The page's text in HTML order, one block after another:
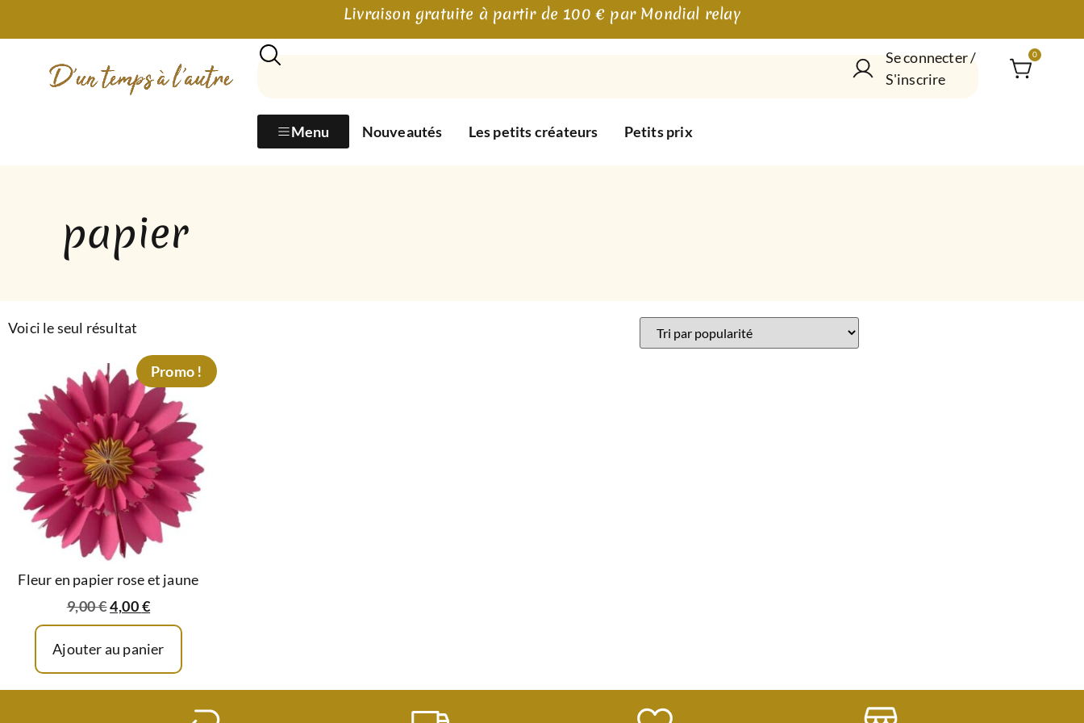
Livraison gratuite à partir de 100 € par Mondial relay
Menu Nouveautés Les petits créateurs Petits prix
Se connecter /
S'inscrire
0
papier
Voici le seul résultat
Promo !
Fleur en papier rose et jaune
9,00€4,00€
Ajouter au panier